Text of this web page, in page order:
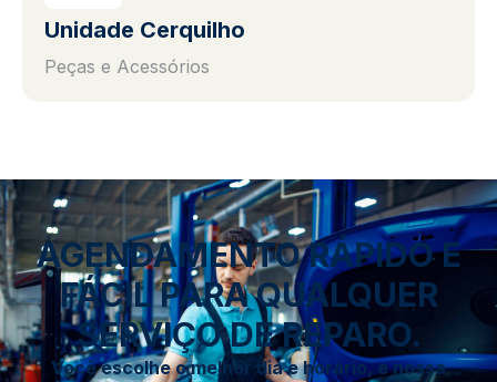
Unidade Cerquilho
Peças e Acessórios
AGENDAMENTO RÁPIDO E
FÁCIL PARA QUALQUER
SERVIÇO DE REPARO.
Você escolhe o melhor dia e horário, e nossa